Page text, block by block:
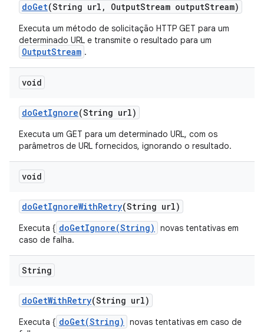
doGet(String url , OutputStream outputStream)
Executa um método de solicitação HTTP GET para um
determinado URL e transmite o resultado para um
OutputStream .
void
doGetIgnore(String url)
Executa um GET para um determinado URL, com os
parâmetros de URL fornecidos, ignorando o resultado.
void
doGetIgnoreWithRetry(String url)
Executa { doGetIgnore(String)
novas tentativas em
caso de falha.
String
doGetWithRetry(String url)
Executa { doGet(String)
novas tentativas em caso de